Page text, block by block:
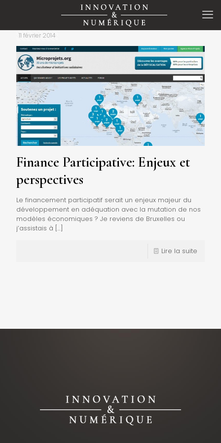
11 février 2014
Finance Participative: Enjeux et
perspectives
Le financement participatif serait un enjeux majeur du
développement en adéquation avec la mutation de nos
modèles économiques ? Je reviens de Bruxelles ou
j’assistais à […]
Lire la suite